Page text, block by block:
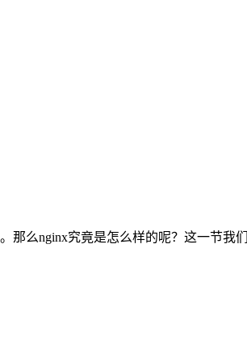
么nginx究竟是怎么样的呢？这一节我